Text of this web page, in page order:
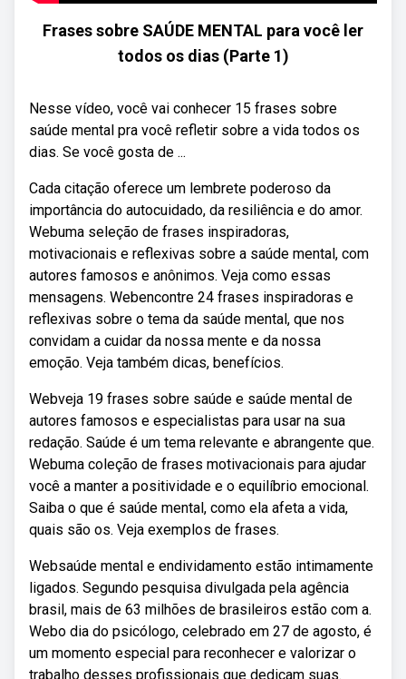
Frases sobre SAÚDE MENTAL para você ler
todos os dias (Parte 1)
Nesse vídeo, você vai conhecer 15 frases sobre
saúde mental pra você refletir sobre a vida todos os
dias. Se você gosta de ...
Cada citação oferece um lembrete poderoso da
importância do autocuidado, da resiliência e do amor.
Webuma seleção de frases inspiradoras,
motivacionais e reflexivas sobre a saúde mental, com
autores famosos e anônimos. Veja como essas
mensagens. Webencontre 24 frases inspiradoras e
reflexivas sobre o tema da saúde mental, que nos
convidam a cuidar da nossa mente e da nossa
emoção. Veja também dicas, benefícios.
Webveja 19 frases sobre saúde e saúde mental de
autores famosos e especialistas para usar na sua
redação. Saúde é um tema relevante e abrangente que.
Webuma coleção de frases motivacionais para ajudar
você a manter a positividade e o equilíbrio emocional.
Saiba o que é saúde mental, como ela afeta a vida,
quais são os. Veja exemplos de frases.
Websaúde mental e endividamento estão intimamente
ligados. Segundo pesquisa divulgada pela agência
brasil, mais de 63 milhões de brasileiros estão com a.
Webo dia do psicólogo, celebrado em 27 de agosto, é
um momento especial para reconhecer e valorizar o
trabalho desses profissionais que dedicam suas.